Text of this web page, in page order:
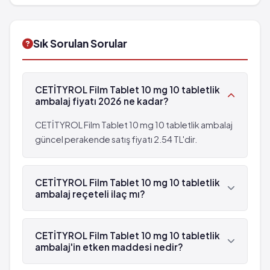
Baygınlık
Hafıza bozukluğu
Sersemlik hissi
Iştah artışı
Nezle
Üriner inkontikans (idrar kaçırma)
Yutak iltihabı
Intihar düşüncesi
Taşikardi
Eller/ayaklar/bilekler/yüz/boğaz/dudakların
şişmesi
(vertigo)
Halsizlik
Kırıklık
Istem dışı kas kasılmaları
Anafilaktik şok
Ödem
Ürtiker
Tat alma bozukluğu
Baygınlık
Hafıza bozukluğu
Sersemlik hissi
Iştah artışı
Nezle
Üriner inkontikans (idrar kaçırma)
Yutak iltihabı
Tik
Sık Sorulan Sorular
CETİTYROL Film Tablet 10 mg 10 tabletlik
ambalaj fiyatı 2026 ne kadar?
CETİTYROL Film Tablet 10 mg 10 tabletlik ambalaj
güncel perakende satış fiyatı 2.54 TL'dir.
CETİTYROL Film Tablet 10 mg 10 tabletlik
ambalaj reçeteli ilaç mı?
Evet, CETİTYROL Film Tablet 10 mg 10 tabletlik
ambalaj beyaz reçetelidir.
CETİTYROL Film Tablet 10 mg 10 tabletlik
ambalaj'in etken maddesi nedir?